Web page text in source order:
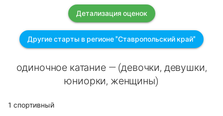
Детализация оценок
Другие старты в регионе "Ставропольский край"
одиночное катание — (девочки, девушки,
юниорки, женщины)
1 спортивный